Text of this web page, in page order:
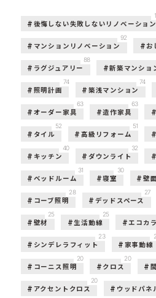
後悔しない失敗しないリノベーション
マンションリノベーション
92
お
ラグジュアリー
88
新築マンショ
照明計画
74
築浅マンション
74
オーダー家具
63
造作家具
63
タイル
52
高級リフォーム
51
キッチン
40
ダウンライト
32
ベッドルーム
31
寝室
30
壁
コーブ照明
28
デッドスペース
27
壁材
25
生活動線
25
エコカ
シンデレラフィット
23
家事動線
コーニス照明
20
クロス
20
アクセントクロス
20
ウッドパネ